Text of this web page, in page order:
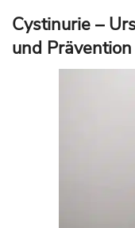
Cystinurie –
und Prävention